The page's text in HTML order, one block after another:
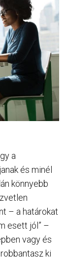
a
és minél
könnyebb
– a határokat
esett jól” –
vagy és
ki